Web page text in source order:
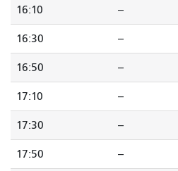
16:10 --
16:30 --
16:50 --
17:10 --
17:30 --
17:50 --